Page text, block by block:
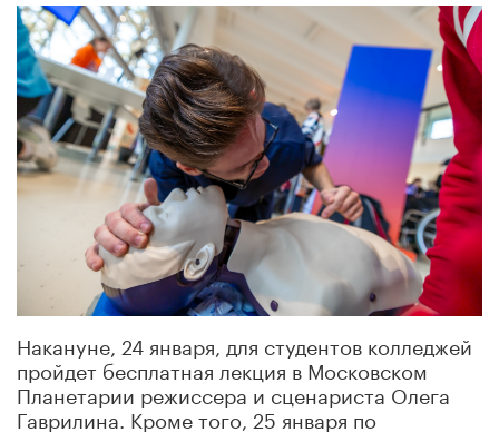
Накануне, 24 января, для студентов колледжей
пройдет бесплатная лекция в Московском
Планетарии режиссера и сценариста Олега
Гаврилина. Кроме того, 25 января по